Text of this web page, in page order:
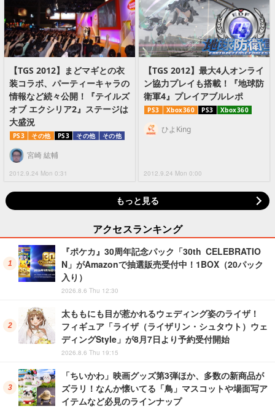
【TGS 2012】まどマギとの衣
装コラボ、パーティーキャラの
情報など続々公開！『テイルズ
オブ エクシリア2』ステージは
大盛況
PS3 その他 PS3 その他 その他
2012.9.24 Mon 0:31
宮崎 紘輔
【TGS 2012】最大4人オンライ
ン協力プレイも搭載！『地球防
衛軍4』プレイアブルレポ
PS3 Xbox360 PS3 Xbox360
2012.9.24 Mon 0:00
ひよKing
もっと見る
アクセスランキング
『ポケカ』30周年記念パック「30th CELEBRATIO
N」がAmazonで抽選販売受付中！1BOX（20パック
入り）
2026.8.6 Thu 12:30
太ももにも目が惹かれるウェディング姿のライザ！
フィギュア「ライザ（ライザリン・シュタウト）ウェ
ディングStyle」が8月7日より予約受付開始
2026.8.6 Thu 19:15
「ちいかわ」映画グッズ第3弾ほか、多数の新商品が
ズラリ！なんか懐いてる「鳥」マスコットや場面写ア
イテムなど必見のラインナップ